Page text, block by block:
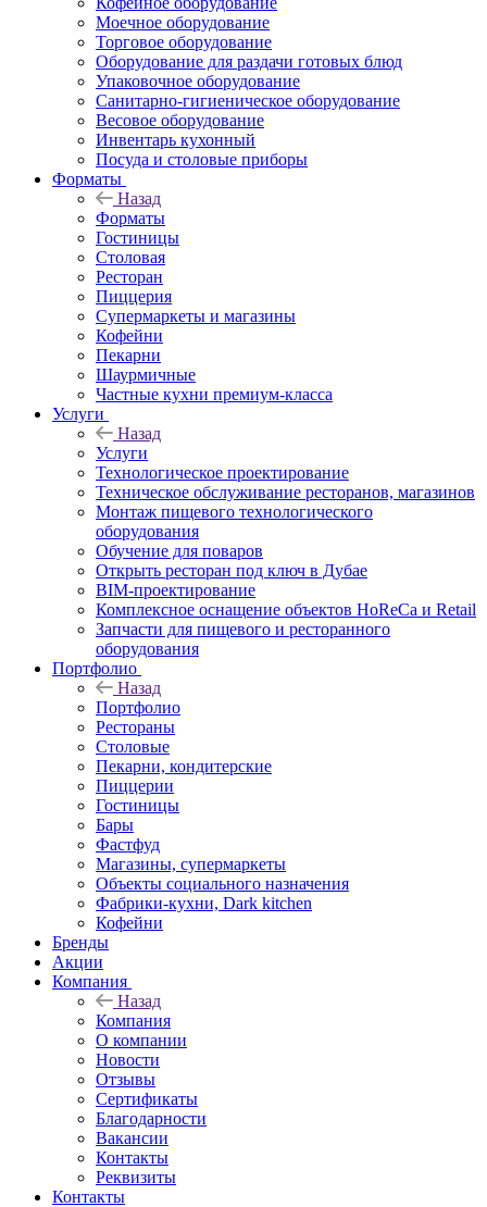
Моечное оборудование
Торговое оборудование
Оборудование для раздачи готовых блюд
Упаковочное оборудование
Санитарно-гигиеническое оборудование
Весовое оборудование
Инвентарь кухонный
Посуда и столовые приборы
Форматы
Назад
Форматы
Гостиницы
Столовая
Ресторан
Пиццерия
Супермаркеты и магазины
Кофейни
Пекарни
Шаурмичные
Частные кухни премиум-класса
Услуги
Назад
Услуги
Технологическое проектирование
Техническое обслуживание ресторанов, магазинов
Монтаж пищевого технологического
оборудования
Обучение для поваров
Открыть ресторан под ключ в Дубае
BIM-проектирование
Комплексное оснащение объектов HoReCa и Retail
Запчасти для пищевого и ресторанного
оборудования
Портфолио
Назад
Портфолио
Рестораны
Столовые
Пекарни, кондитерские
Пиццерии
Гостиницы
Бары
Фастфуд
Магазины, супермаркеты
Объекты социального назначения
Фабрики-кухни, Dark kitchen
Кофейни
Бренды
Акции
Компания
Назад
Компания
О компании
Новости
Отзывы
Сертификаты
Благодарности
Вакансии
Контакты
Реквизиты
Контакты